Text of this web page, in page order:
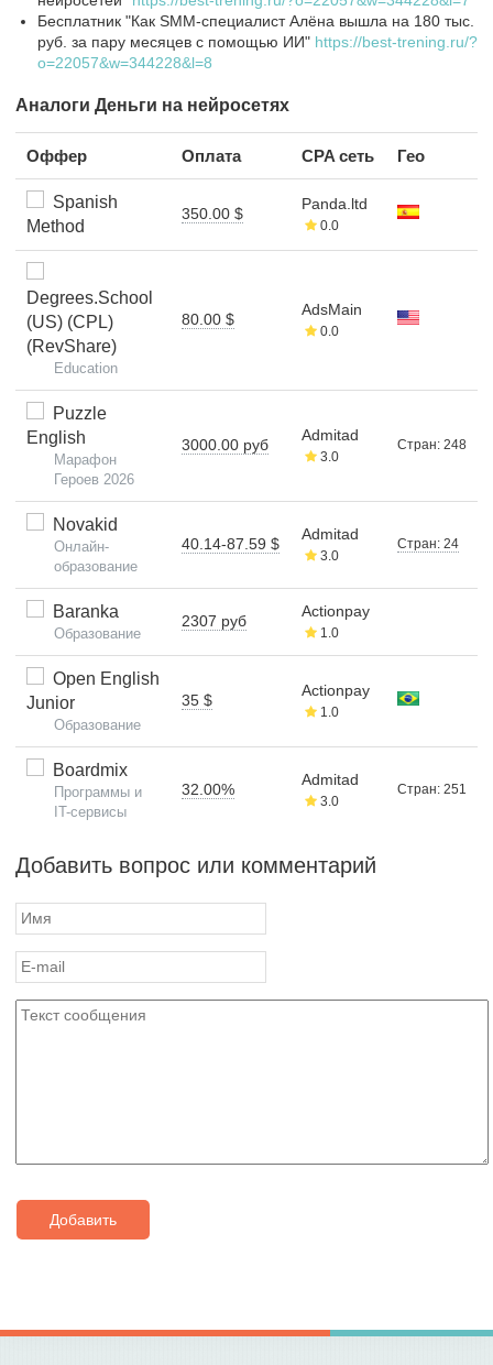
Бесплатник "Как SMM-специалист Алёна вышла на 180 тыс.
руб. за пару месяцев с помощью ИИ" https://best-trening.ru/?
o=22057&w=344228&l=8
Аналоги Деньги на нейросетях
Оффер Оплата CPA сеть Гео
Spanish
Method
350.00 $
Panda.ltd
0.0
Degrees.School
(US) (CPL)
(RevShare)
Education
80.00 $
AdsMain
0.0
Puzzle
English
Марафон
Героев 2026
3000.00 руб
Admitad
3.0
Стран: 248
Novakid
Онлайн-
образование
40.14-87.59 $
Admitad
3.0
Стран: 24
Baranka
Образование
2307 руб
Actionpay
1.0
Open English
Junior
Образование
35 $
Actionpay
1.0
Boardmix
Программы и
IT-сервисы
32.00%
Admitad
3.0
Стран: 251
Добавить вопрос или комментарий
Добавить